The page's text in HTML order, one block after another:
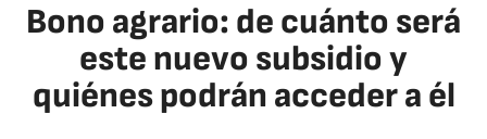
Bono agrario: de cuánto será
este nuevo subsidio y
quiénes podrán acceder a él